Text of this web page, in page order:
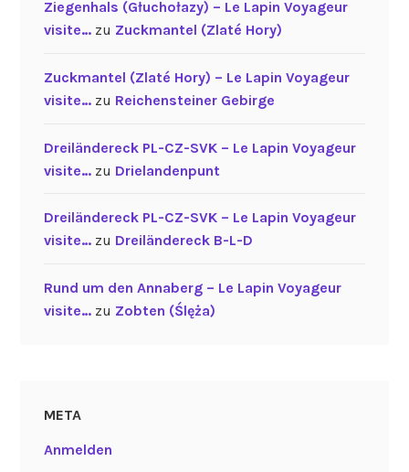
Ziegenhals (Głuchołazy) – Le Lapin Voyageur
visite…zu Zuckmantel (Zlaté Hory)
Zuckmantel (Zlaté Hory) – Le Lapin Voyageur
visite…zu Reichensteiner Gebirge
Dreiländereck PL-CZ-SVK – Le Lapin Voyageur
visite…zu Drielandenpunt
Dreiländereck PL-CZ-SVK – Le Lapin Voyageur
visite…zu Dreiländereck B-L-D
Rund um den Annaberg – Le Lapin Voyageur
visite…zu Zobten (Ślęża)
META
Anmelden